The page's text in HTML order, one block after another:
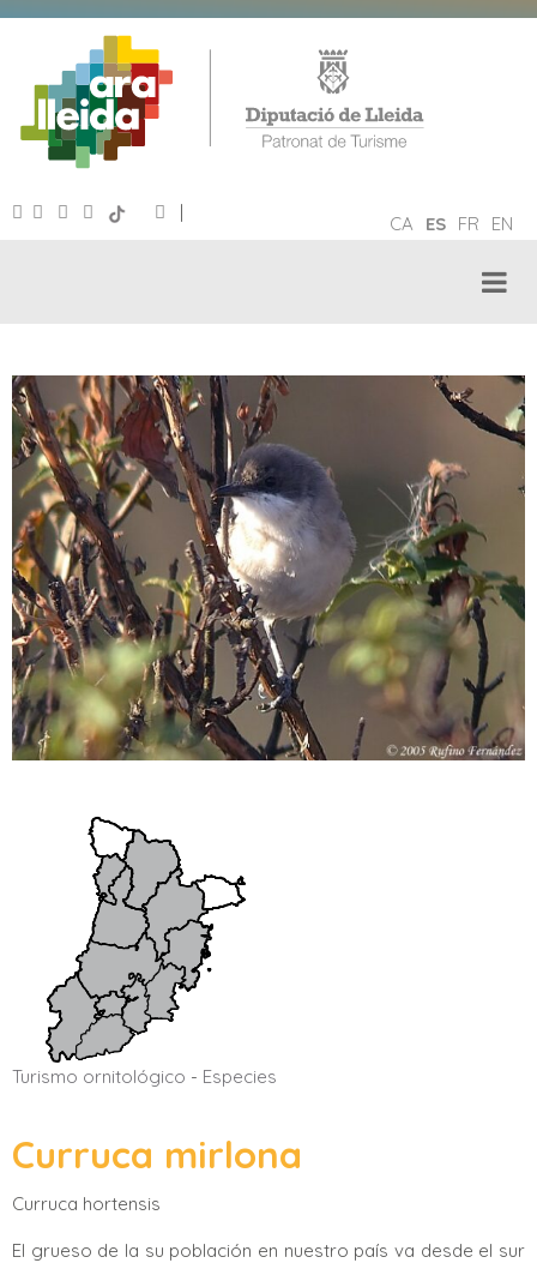
CA ES FR EN
|
Turismo ornitológico - Especies
Curruca mirlona
Curruca hortensis
El grueso de la su población en nuestro país va desde el sur